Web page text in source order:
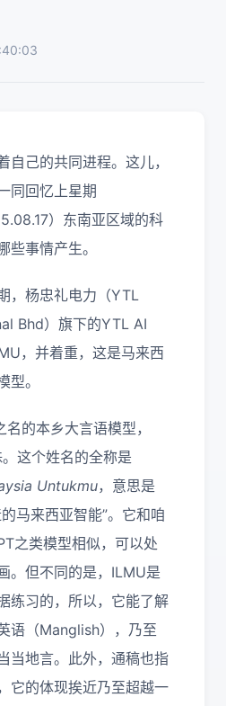
自己的共同进程。这儿，
同回忆上星期
）东南亚区域的科
些事情产生。
，杨忠礼电力（YTL
Bhd）旗下的YTL AI
，并着重，这是马来西
型。
的本乡大言语模型，
这个姓名的全称是
Untukmu，意思是
马来西亚智能”。它和咱
之类模型相似，可以处
。但不同的是，ILMU是
练习的，所以，它能了解
语（Manglish），乃至
当地言。此外，通稿也指
它的体现挨近乃至超越一